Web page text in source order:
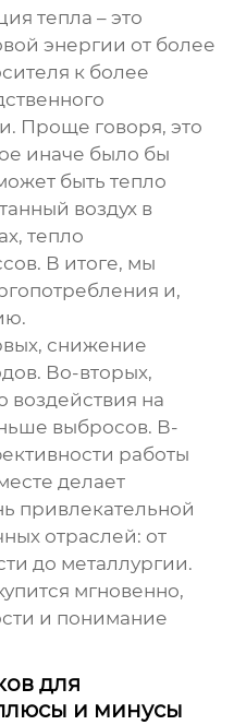
тепла – это
энергии от более
к более
Проще говоря, это
иначе было бы
быть тепло
воздух в
тепло
В итоге, мы
и,
снижение
Во-вторых,
воздействия на
выбросов. В-
работы
делает
привлекательной
отраслей: от
до металлургии.
мгновенно,
и понимание
для
и минусы